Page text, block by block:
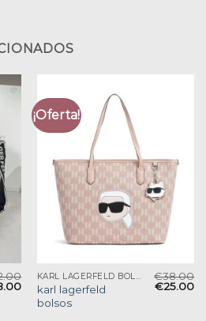
¡Oferta!
karl lagerfeld
bolsos
€38.00
€25.00